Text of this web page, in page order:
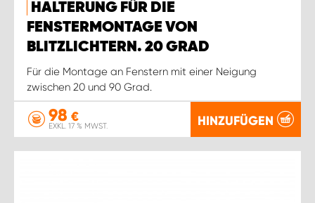
HALTERUNG FÜR DIE
FENSTERMONTAGE VON
BLITZLICHTERN. 20 GRAD
Für die Montage an Fenstern mit einer Neigung
zwischen 20 und 90 Grad.
98 €
EXKL. 17 % MWST. HINZUFÜGEN